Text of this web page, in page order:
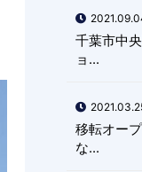
千葉市中
ョ...
移転オー
な...